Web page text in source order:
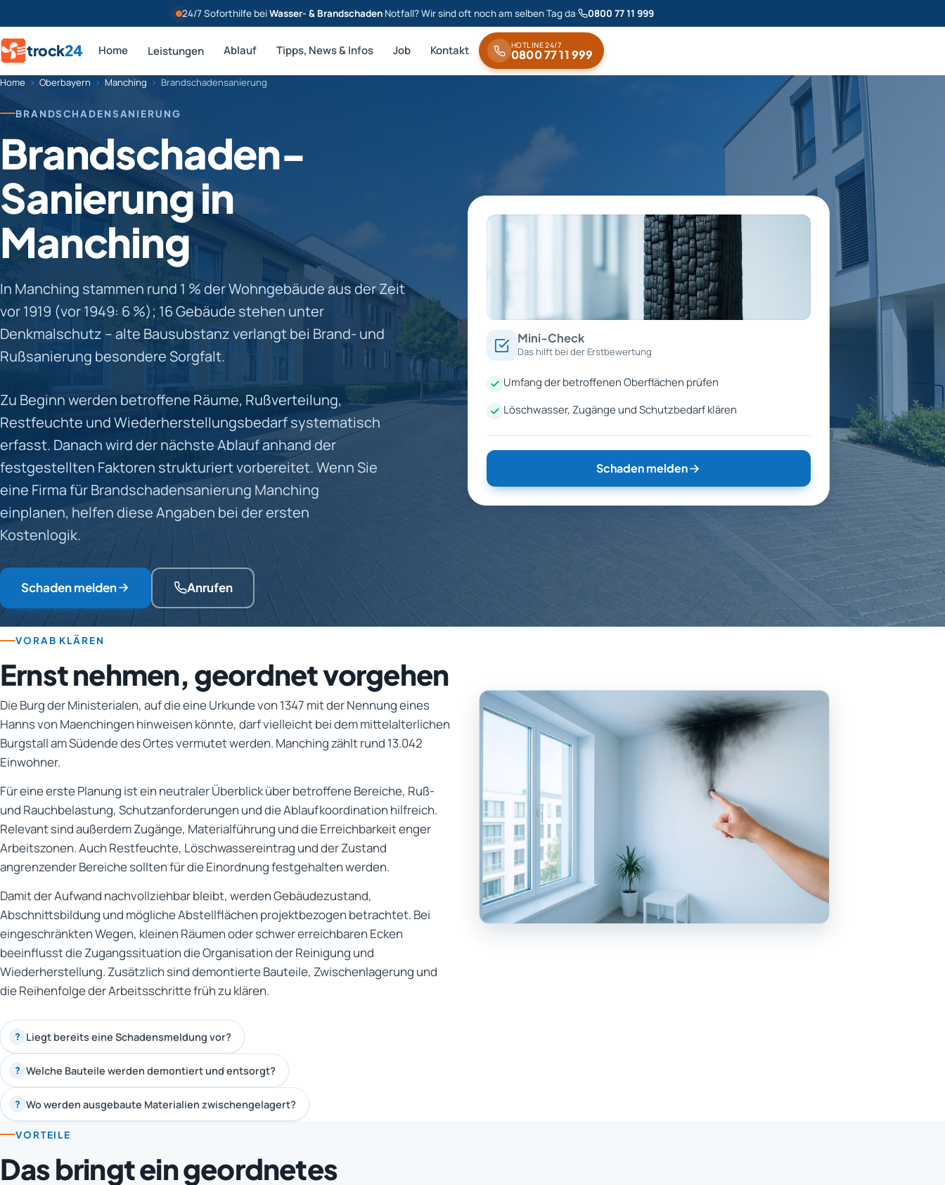
24/7 Soforthilfe beiWasser- & Brandschaden·Notfall? Wir sind oft noch am selben Tag da· 0800 77 11 999
trock24 Home Leistungen Ablauf Tipps, News & Infos Job Kontakt HOTLINE 24/7
0800 77 11 999
Home › Oberbayern › Manching › Brandschadensanierung
BRANDSCHADENSANIERUNG
Brandschaden-
Sanierung in
Manching
In Manching stammen rund 1 % der Wohngebäude aus der Zeit
vor 1919 (vor 1949: 6 %); 16 Gebäude stehen unter
Denkmalschutz – alte Bausubstanz verlangt bei Brand- und
Rußsanierung besondere Sorgfalt.
Zu Beginn werden betroffene Räume, Rußverteilung,
Restfeuchte und Wiederherstellungsbedarf systematisch
erfasst. Danach wird der nächste Ablauf anhand der
festgestellten Faktoren strukturiert vorbereitet. Wenn Sie
eine Firma für Brandschadensanierung Manching
einplanen, helfen diese Angaben bei der ersten
Kostenlogik.
Schaden melden Anrufen
Mini-Check
Das hilft bei der Erstbewertung
Umfang der betroffenen Oberflächen prüfen
Löschwasser, Zugänge und Schutzbedarf klären
Schaden melden
VORAB KLÄREN
Ernst nehmen, geordnet vorgehen
Die Burg der Ministerialen, auf die eine Urkunde von 1347 mit der Nennung eines
Hanns von Maenchingen hinweisen könnte, darf vielleicht bei dem mittelalterlichen
Burgstall am Südende des Ortes vermutet werden. Manching zählt rund 13.042
Einwohner.
Für eine erste Planung ist ein neutraler Überblick über betroffene Bereiche, Ruß-
und Rauchbelastung, Schutzanforderungen und die Ablaufkoordination hilfreich.
Relevant sind außerdem Zugänge, Materialführung und die Erreichbarkeit enger
Arbeitszonen. Auch Restfeuchte, Löschwassereintrag und der Zustand
angrenzender Bereiche sollten für die Einordnung festgehalten werden.
Damit der Aufwand nachvollziehbar bleibt, werden Gebäudezustand,
Abschnittsbildung und mögliche Abstellflächen projektbezogen betrachtet. Bei
eingeschränkten Wegen, kleinen Räumen oder schwer erreichbaren Ecken
beeinflusst die Zugangssituation die Organisation der Reinigung und
Wiederherstellung. Zusätzlich sind demontierte Bauteile, Zwischenlagerung und
die Reihenfolge der Arbeitsschritte früh zu klären.
? Liegt bereits eine Schadensmeldung vor?
? Welche Bauteile werden demontiert und entsorgt?
? Wo werden ausgebaute Materialien zwischengelagert?
VORTEILE
Das bringt ein geordnetes